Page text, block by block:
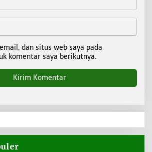
dan situs web saya pada
komentar saya berikutnya.